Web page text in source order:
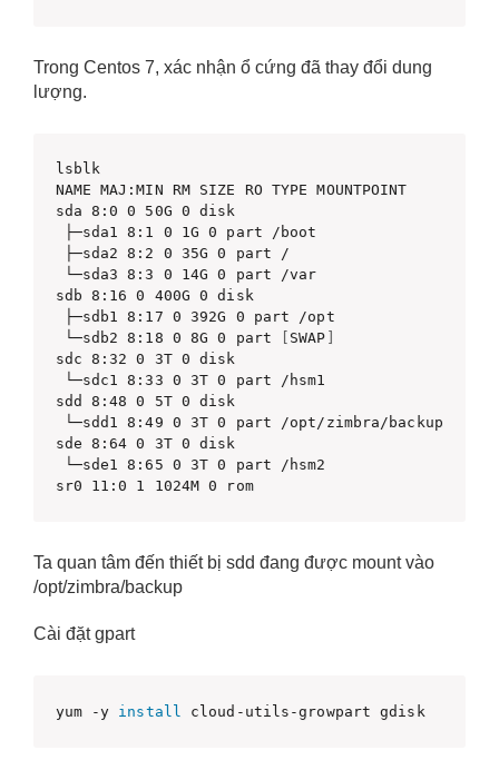
Trong Centos 7, xác nhận ổ cứng đã thay đổi dung
lượng.
lsblk
NAME MAJ:MIN RM SIZE RO TYPE MOUNTPOINT
sda 8:0 0 50G 0 disk
├─sda1 8:1 0 1G 0 part /boot
├─sda2 8:2 0 35G 0 part /
└─sda3 8:3 0 14G 0 part /var
sdb 8:16 0 400G 0 disk
├─sdb1 8:17 0 392G 0 part /opt
└─sdb2 8:18 0 8G 0 part
SWAP
sdc 8:32 0 3T 0 disk
└─sdc1 8:33 0 3T 0 part /hsm1
sdd 8:48 0 5T 0 disk
└─sdd1 8:49 0 3T 0 part /opt/zimbra/backup
sde 8:64 0 3T 0 disk
└─sde1 8:65 0 3T 0 part /hsm2
sr0 11:0 1 1024M 0 rom
Ta quan tâm đến thiết bị sdd đang được mount vào
/opt/zimbra/backup
Cài đặt gpart
yum -y install cloud-utils-growpart gdisk